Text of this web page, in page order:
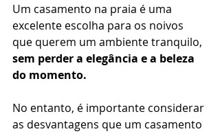
Um casamento na praia é uma
excelente escolha para os noivos
que querem um ambiente tranquilo,
sem perder a elegância e a beleza
do momento.
No entanto, é importante considerar
as desvantagens que um casamento